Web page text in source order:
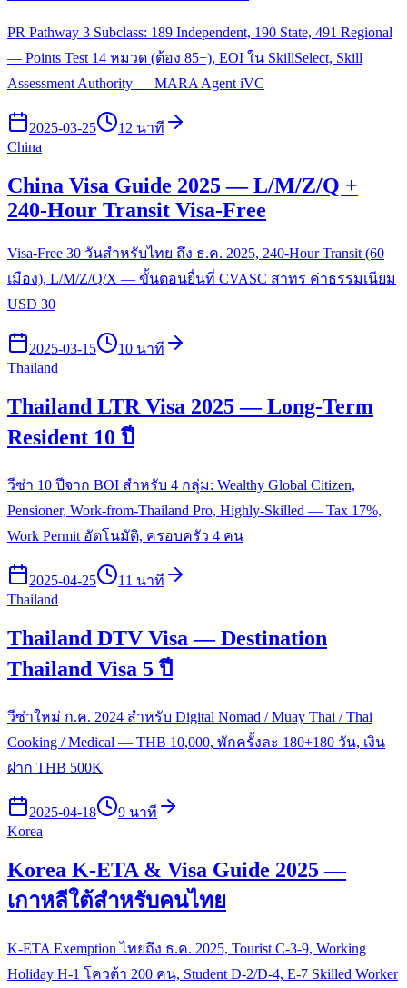
PR Pathway 3 Subclass: 189 Independent, 190 State, 491 Regional
— Points Test 14 หมวด (ต้อง 85+), EOI ใน SkillSelect, Skill
Assessment Authority — MARA Agent iVC
2025-03-25
12 นาที
China
China Visa Guide 2025 — L/M/Z/Q +
240-Hour Transit Visa-Free
Visa-Free 30 วันสำหรับไทย ถึง ธ.ค. 2025, 240-Hour Transit (60
เมือง), L/M/Z/Q/X — ขั้นตอนยื่นที่ CVASC สาทร ค่าธรรมเนียม
USD 30
2025-03-15
10 นาที
Thailand
Thailand LTR Visa 2025 — Long-Term
Resident 10 ปี
วีซ่า 10 ปีจาก BOI สำหรับ 4 กลุ่ม: Wealthy Global Citizen,
Pensioner, Work-from-Thailand Pro, Highly-Skilled — Tax 17%,
Work Permit อัตโนมัติ, ครอบครัว 4 คน
2025-04-25
11 นาที
Thailand
Thailand DTV Visa — Destination
Thailand Visa 5 ปี
วีซ่าใหม่ ก.ค. 2024 สำหรับ Digital Nomad / Muay Thai / Thai
Cooking / Medical — THB 10,000, พักครั้งละ 180+180 วัน, เงิน
ฝาก THB 500K
2025-04-18
9 นาที
Korea
Korea K-ETA & Visa Guide 2025 —
เกาหลีใต้สำหรับคนไทย
K-ETA Exemption ไทยถึง ธ.ค. 2025, Tourist C-3-9, Working
Holiday H-1 โควต้า 200 คน, Student D-2/D-4, E-7 Skilled Worker